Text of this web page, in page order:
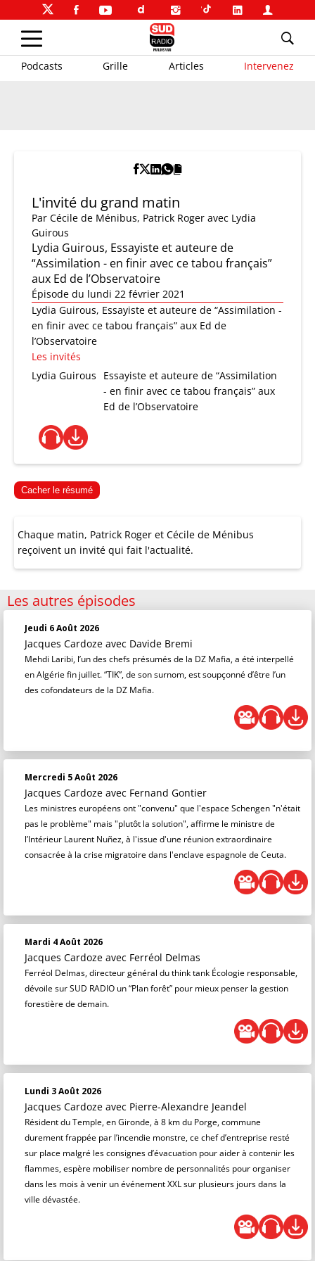
Podcasts Grille Articles Intervenez
L'invité du grand matin
Par Cécile de Ménibus, Patrick Roger avec Lydia
Guirous
Lydia Guirous, Essayiste et auteure de
“Assimilation - en finir avec ce tabou français”
aux Ed de l’Observatoire
Épisode du lundi 22 février 2021
Lydia Guirous, Essayiste et auteure de “Assimilation -
en finir avec ce tabou français” aux Ed de
l’Observatoire
Les invités
Lydia Guirous
Essayiste et auteure de “Assimilation
- en finir avec ce tabou français” aux
Ed de l’Observatoire
Cacher le résumé
Chaque matin, Patrick Roger et Cécile de Ménibus
reçoivent un invité qui fait l'actualité.
Les autres épisodes
Jeudi 6 Août 2026
Jacques Cardoze avec Davide Bremi
Mehdi Laribi, l’un des chefs présumés de la DZ Mafia, a été interpellé
en Algérie fin juillet. “TIK”, de son surnom, est soupçonné d’être l’un
des cofondateurs de la DZ Mafia.
Mercredi 5 Août 2026
Jacques Cardoze avec Fernand Gontier
Les ministres européens ont "convenu" que l'espace Schengen "n'était
pas le problème" mais "plutôt la solution", affirme le ministre de
l’Intérieur Laurent Nuñez, à l'issue d'une réunion extraordinaire
consacrée à la crise migratoire dans l'enclave espagnole de Ceuta.
Mardi 4 Août 2026
Jacques Cardoze avec Ferréol Delmas
Ferréol Delmas, directeur général du think tank Écologie responsable,
dévoile sur SUD RADIO un “Plan forêt” pour mieux penser la gestion
forestière de demain.
Lundi 3 Août 2026
Jacques Cardoze avec Pierre-Alexandre Jeandel
Résident du Temple, en Gironde, à 8 km du Porge, commune
durement frappée par l’incendie monstre, ce chef d’entreprise resté
sur place malgré les consignes d’évacuation pour aider à contenir les
flammes, espère mobiliser nombre de personnalités pour organiser
dans les mois à venir un événement XXL sur plusieurs jours dans la
ville dévastée.